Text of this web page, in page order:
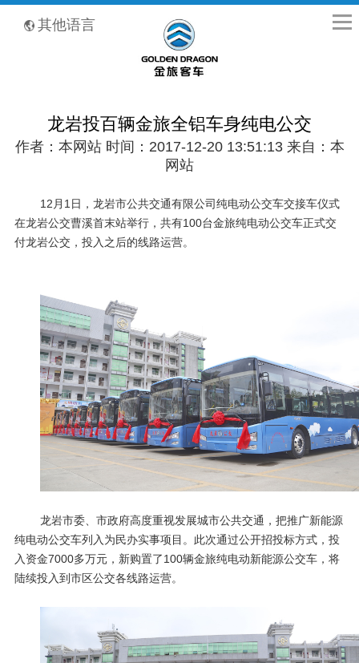
其他语言
龙岩投百辆金旅全铝车身纯电公交
作者：本网站 时间：2017-12-20 13:51:13 来自：本
网站
12月 1 日，龙岩市公共交通有限公司纯电动公交车交接车仪式
在龙岩公交曹溪首末站举行，共有100台金旅纯电动公交车正式交
付龙岩公交，投入之后的线路运营。
龙岩市委、市政府高度重视发展城市公共交通，把推广新能源
纯电动公交车列入为民办实事项目。此次通过公开招投标方式，投
入资金7000多万元，新购置了100辆金旅纯电动新能源公交车，将
陆续投入到市区公交各线路运营。